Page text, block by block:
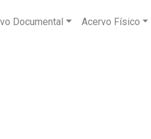
Documental Acervo Físico